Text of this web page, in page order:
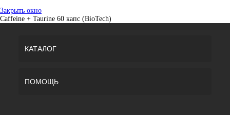
Закрыть окно
Caffeine + Taurine 60 капс (BioTech)
КАТАЛОГ
ПОМОЩЬ